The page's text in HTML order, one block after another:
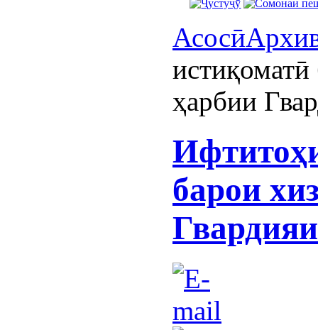
Асосӣ
ҳарбии
барои